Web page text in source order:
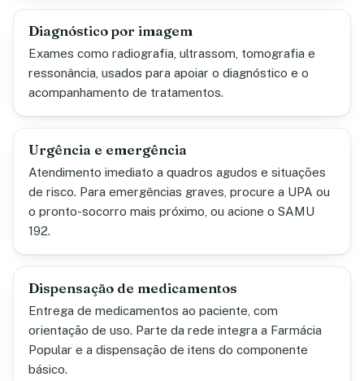
Diagnóstico por imagem
Exames como radiografia, ultrassom, tomografia e
ressonância, usados para apoiar o diagnóstico e o
acompanhamento de tratamentos.
Urgência e emergência
Atendimento imediato a quadros agudos e situações
de risco. Para emergências graves, procure a UPA ou
o pronto-socorro mais próximo, ou acione o SAMU
192.
Dispensação de medicamentos
Entrega de medicamentos ao paciente, com
orientação de uso. Parte da rede integra a Farmácia
Popular e a dispensação de itens do componente
básico.